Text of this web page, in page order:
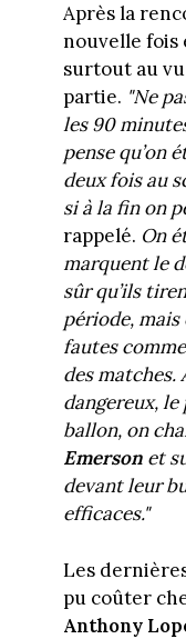
Après la
nouvelle fois
surtout au
partie. "Ne
les 90
pense qu’on
deux fois au
si à la fin on
rappelé. On
marquent le
sûr qu’ils
période, mais
fautes
des matches.
dangereux,
ballon, on
Emersonet
devant leur
efficaces."
Les
pu coûter
Anthony